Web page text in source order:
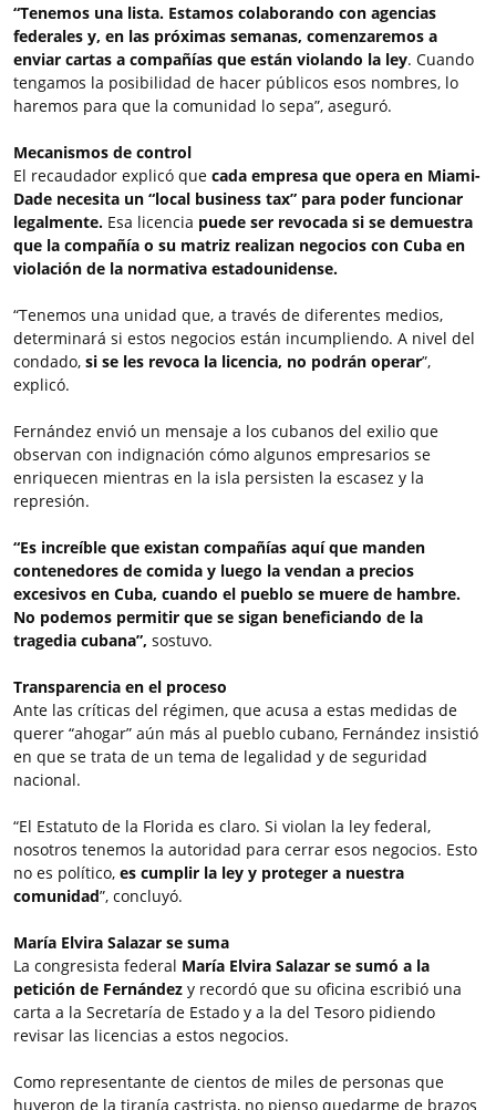
“Tenemos una lista. Estamos colaborando con agencias
federales y, en las próximas semanas, comenzaremos a
enviar cartas a compañías que están violando la ley. Cuando
tengamos la posibilidad de hacer públicos esos nombres, lo
haremos para que la comunidad lo sepa”, aseguró.
Mecanismos de control
El recaudador explicó que cada empresa que opera en Miami-
Dade necesita un “local business tax” para poder funcionar
legalmente. Esa licencia puede ser revocada si se demuestra
que la compañía o su matriz realizan negocios con Cuba en
violación de la normativa estadounidense.
“Tenemos una unidad que, a través de diferentes medios,
determinará si estos negocios están incumpliendo. A nivel del
condado, si se les revoca la licencia, no podrán operar”,
explicó.
Fernández envió un mensaje a los cubanos del exilio que
observan con indignación cómo algunos empresarios se
enriquecen mientras en la isla persisten la escasez y la
represión.
“Es increíble que existan compañías aquí que manden
contenedores de comida y luego la vendan a precios
excesivos en Cuba, cuando el pueblo se muere de hambre.
No podemos permitir que se sigan beneficiando de la
tragedia cubana”, sostuvo.
Transparencia en el proceso
Ante las críticas del régimen, que acusa a estas medidas de
querer “ahogar” aún más al pueblo cubano, Fernández insistió
en que se trata de un tema de legalidad y de seguridad
nacional.
“El Estatuto de la Florida es claro. Si violan la ley federal,
nosotros tenemos la autoridad para cerrar esos negocios. Esto
no es político, es cumplir la ley y proteger a nuestra
comunidad”, concluyó.
María Elvira Salazar se suma
La congresista federal María Elvira Salazar se sumó a la
petición de Fernández y recordó que su oficina escribió una
carta a la Secretaría de Estado y a la del Tesoro pidiendo
revisar las licencias a estos negocios.
Como representante de cientos de miles de personas que
huyeron de la tiranía castrista, no pienso quedarme de brazos